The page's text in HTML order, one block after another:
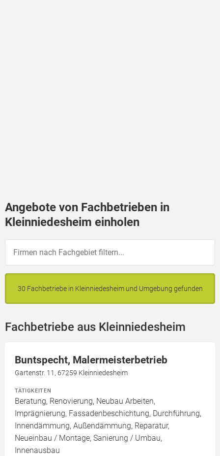
Angebote von Fachbetrieben in
Kleinniedesheim einholen
30 Fachbetriebe in Kleinniedesheim und Umgebung gefunden
Fachbetriebe aus Kleinniedesheim
Buntspecht, Malermeisterbetrieb
Gartenstr. 11, 67259 Kleinniedesheim
TÄTIGKEITEN
Beratung, Renovierung, Neubau Arbeiten,
Imprägnierung, Fassadenbeschichtung, Durchführung,
Innendämmung, Außendämmung, Reparatur,
Neueinbau / Montage, Sanierung / Umbau,
Innenausbau